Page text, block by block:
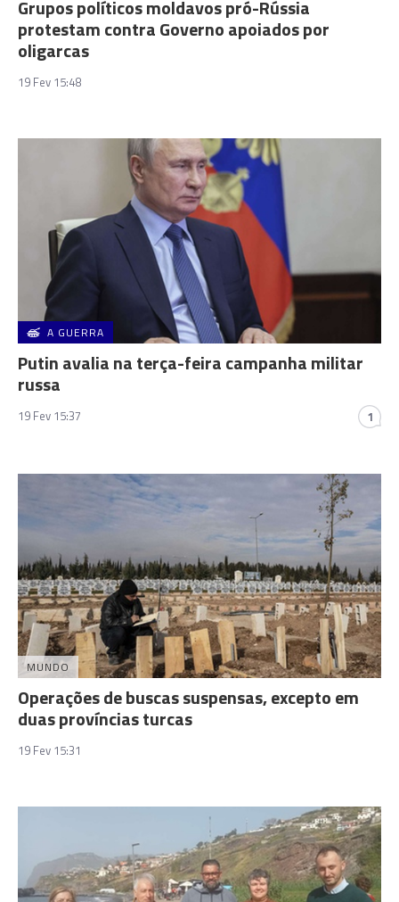
Grupos políticos moldavos pró-Rússia
protestam contra Governo apoiados por
oligarcas
19 Fev 15:48
A GUERRA
Putin avalia na terça-feira campanha militar
russa
19 Fev 15:37 1
MUNDO
Operações de buscas suspensas, excepto em
duas províncias turcas
19 Fev 15:31